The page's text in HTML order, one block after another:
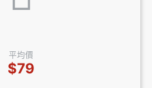
平均價
$79